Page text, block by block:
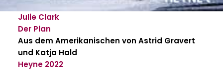
Julie Clark
Der Plan
Aus dem Amerikanischen von Astrid Gravert
und Katja Hald
Heyne 2022